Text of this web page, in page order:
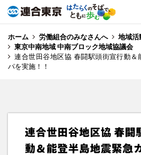
ホーム 労働組合のみなさんへ
地域活
東京中南地域 中南ブロック地域協議会
連合世田谷地区協 春闘駅頭街宣行動＆
パを実施！！
連合世田谷地区協 春闘
動＆能登半島地震緊急